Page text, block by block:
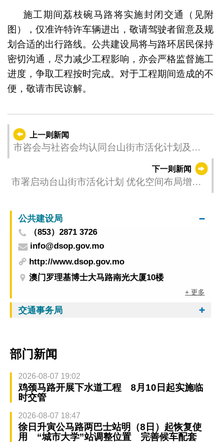
施工期间荔枝碗马路将实施封闭交通（见附
图），仅准许特许车辆进出，敬请驾驶者留意及规
划合适的出行路线。公共建设局将与路环居民保持
密切沟通，尽力减少工程影响，亦会严格监督施工
进度，争取工程按时完成。对于工程期间造成的不
便，敬请市民谅解。
上一则新闻
市咨会与社咨会均认同台山街市活化计划及儿
下一则新闻
市署启动台山街市活化计划 优化空间布局增设
公共建设局
（853）2871 3726
info@dsop.gov.mo
http://www.dsop.gov.mo
澳门罗理基博士大马路南光大厦10楼
+ 更多
交通事务局
部门新闻
2026-08-07 19:02
鸡颈马路开展下水道工程 8月10日起实施临
时交管
2026-08-07 18:47
徐日升寅公马路两巴士站明（8日）起恢复使
用 “城市大学”站调整位置 完善候车配套